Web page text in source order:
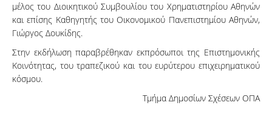
μέλος του Διοικητικού Συμβουλίου του Χρηματιστηρίου Αθηνών
και επίσης Καθηγητής του Οικονομικού Πανεπιστημίου Αθηνών,
Γιώργος Δουκίδης.
Στην εκδήλωση παραβρέθηκαν εκπρόσωποι της Επιστημονικής
Κοινότητας, του τραπεζικού και του ευρύτερου επιχειρηματικού
κόσμου.
Τμήμα Δημοσίων Σχέσεων ΟΠΑ